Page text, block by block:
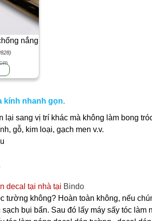
nắng
cửa kính
kính nhanh gọn.
lại sang vị trí khác mà không làm bong
gỗ, kim loại, gạch men v.v.
decal tại nhà tại Bindo
không? Hoàn toàn không, nếu
bụi bẩn. Sau đó lấy máy sấy tóc